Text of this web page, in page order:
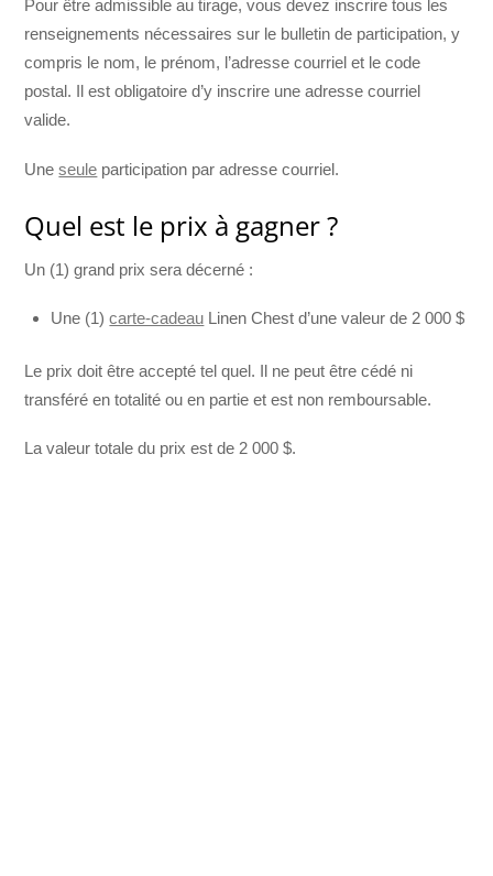
Pour être admissible au tirage, vous devez inscrire tous les
renseignements nécessaires sur le bulletin de participation, y
compris le nom, le prénom, l’adresse courriel et le code
postal. Il est obligatoire d’y inscrire une adresse courriel
valide.
Uneseule participation par adresse courriel.
Quel est le prix à gagner ?
Un (1) grand prix sera décerné :
Une (1)carte-cadeau Linen Chest d’une valeur de 2 000 $
Le prix doit être accepté tel quel. Il ne peut être cédé ni
transféré en totalité ou en partie et est non remboursable.
La valeur totale du prix est de 2 000 $.